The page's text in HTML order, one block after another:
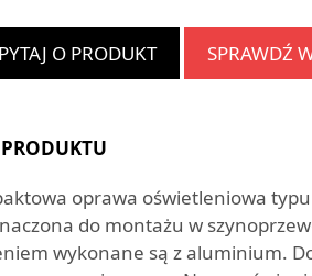
O PRODUKT SPRAWDŹ
oprawa oświetleniowa
do montażu w
wykonane są z aluminium.